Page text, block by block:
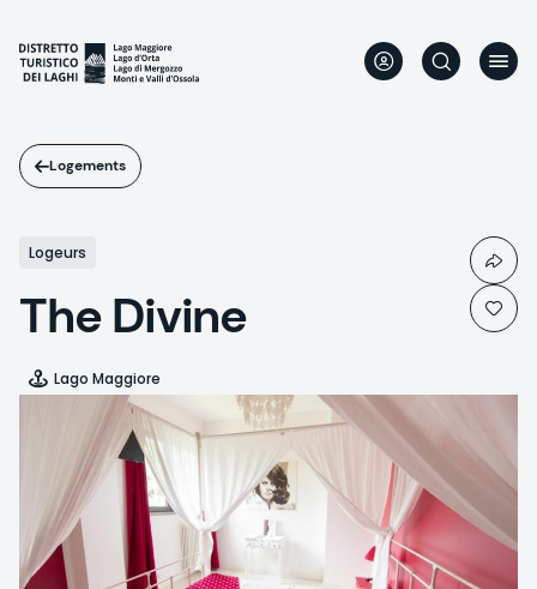
contenu
principal
Logements
Logeurs
The Divine
Lago Maggiore